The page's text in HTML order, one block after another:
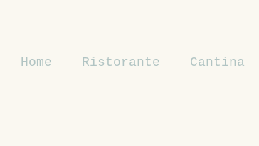
Home Ristorante Cantina